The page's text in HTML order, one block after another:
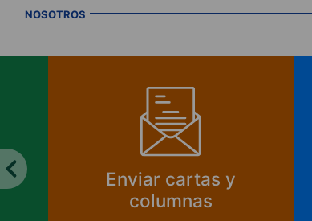
NOSOTROS
Enviar cartas y
columnas